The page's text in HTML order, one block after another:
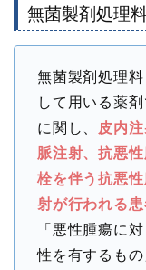
無菌製剤処理
無菌製剤処理
して用いる薬
に関し、
皮内
脈注射、抗悪
栓を伴う抗悪
射が行われる
「悪性腫瘍に
性を有するも